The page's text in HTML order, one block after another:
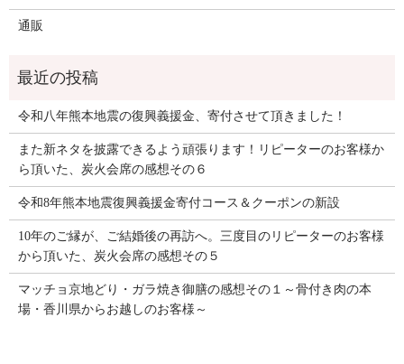
通販
令和八年熊本地震の復興義援金、寄付させて頂きました！
また新ネタを披露できるよう頑張ります！リピーターのお客様か
ら頂いた、炭火会席の感想その６
令和8年熊本地震復興義援金寄付コース＆クーポンの新設
10年のご縁が、ご結婚後の再訪へ。三度目のリピーターのお客様
から頂いた、炭火会席の感想その５
マッチョ京地どり・ガラ焼き御膳の感想その１～骨付き肉の本
場・香川県からお越しのお客様～